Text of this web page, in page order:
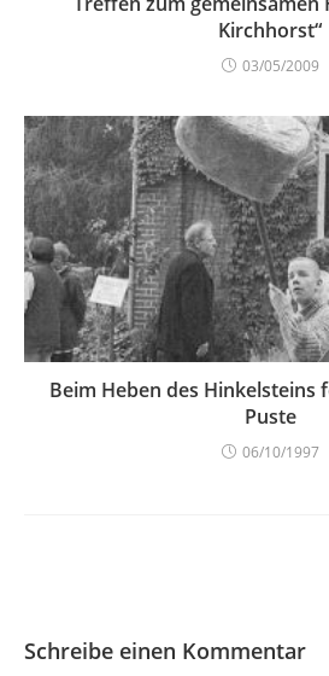
Kirchhorst“
03/05/2009
Beim Heben des Hinkelsteins
Puste
06/10/1997
Schreibe einen Kommentar